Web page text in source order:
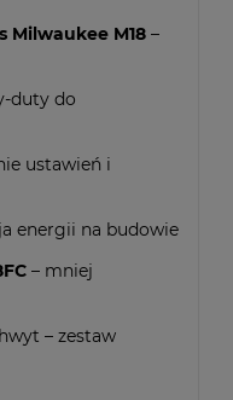
Milwaukee M18 –
duty do
ustawień i
energii na budowie
– mniej
– zestaw